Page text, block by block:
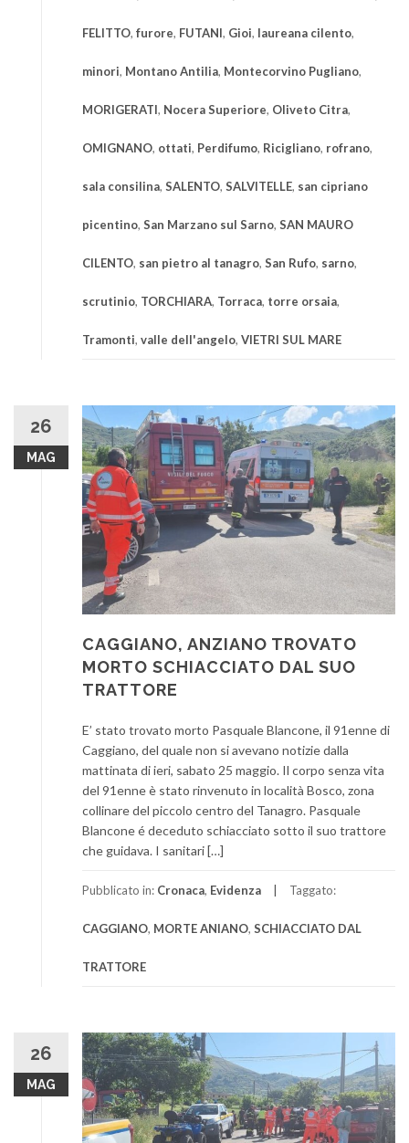
FELITTO, furore, FUTANI, Gioi, laureana cilento,
minori, Montano Antilia, Montecorvino Pugliano,
MORIGERATI, Nocera Superiore, Oliveto Citra,
OMIGNANO, ottati, Perdifumo, Ricigliano, rofrano,
sala consilina, SALENTO, SALVITELLE, san cipriano
picentino, San Marzano sul Sarno, SAN MAURO
CILENTO, san pietro al tanagro, San Rufo, sarno,
scrutinio, TORCHIARA, Torraca, torre orsaia,
Tramonti, valle dell'angelo, VIETRI SUL MARE
26
MAG
CAGGIANO, ANZIANO TROVATO
MORTO SCHIACCIATO DAL SUO
TRATTORE
E’ stato trovato morto Pasquale Blancone, il 91enne di
Caggiano, del quale non si avevano notizie dalla
mattinata di ieri, sabato 25 maggio. Il corpo senza vita
del 91enne è stato rinvenuto in località Bosco, zona
collinare del piccolo centro del Tanagro. Pasquale
Blancone é deceduto schiacciato sotto il suo trattore
che guidava. I sanitari […]
Pubblicato in: Cronaca, Evidenza Taggato:
CAGGIANO, MORTE ANIANO, SCHIACCIATO DAL
TRATTORE
26
MAG